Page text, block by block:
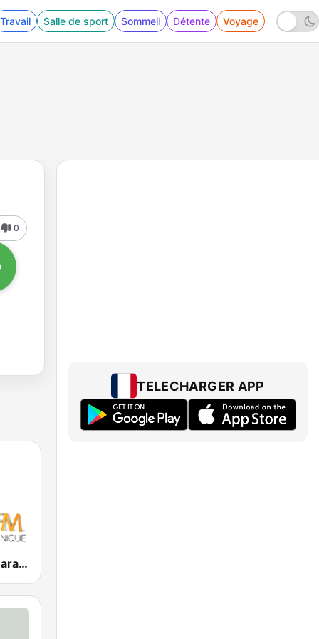
Travail Salle de sport Sommeil Détente Voyage
0
RCI - Radio Caraïbes International Martinique
TELECHARGER APP